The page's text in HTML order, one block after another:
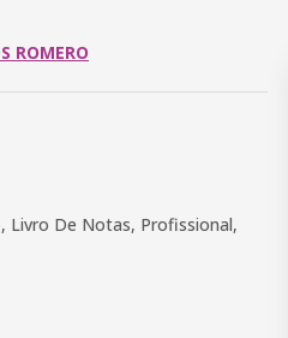
ROMERO
Livro De Notas, Profissional,